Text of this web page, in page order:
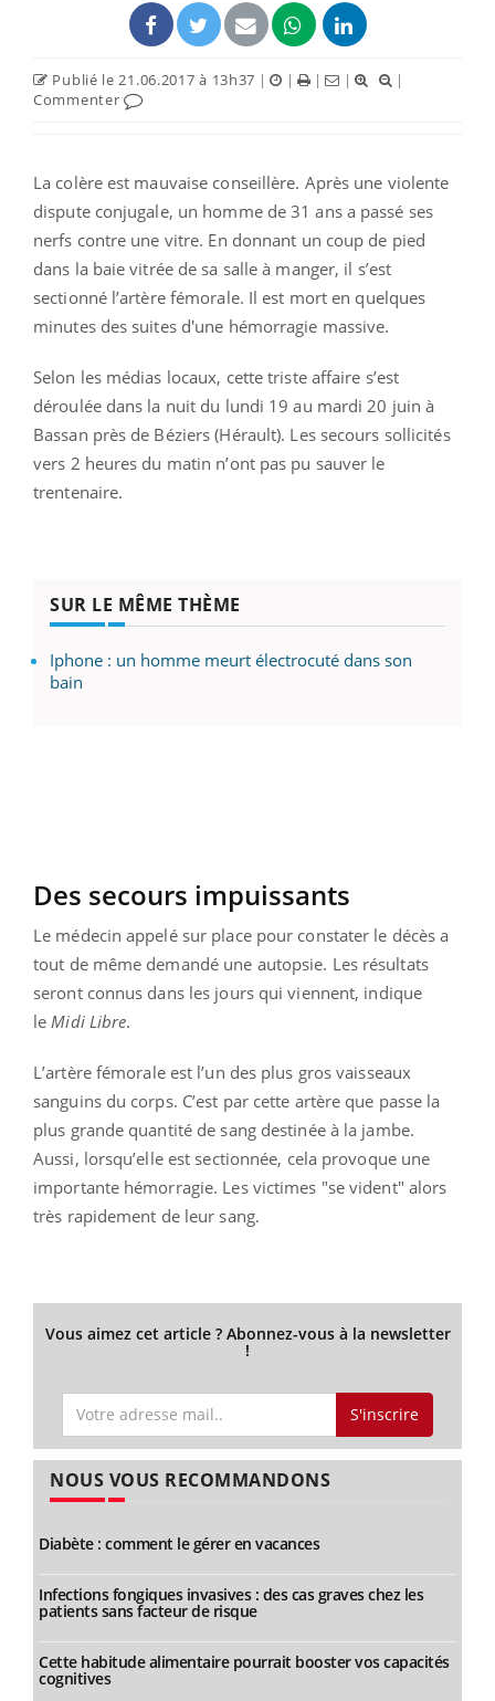
Publié le 21.06.2017 à 13h37 | | | |
|
Commenter
La colère est mauvaise conseillère. Après une violente
dispute conjugale, un homme de 31 ans a passé ses
nerfs contre une vitre. En donnant un coup de pied
dans la baie vitrée de sa salle à manger, il s’est
sectionné l’artère fémorale. Il est mort en quelques
minutes des suites d'une hémorragie massive.
Selon les médias locaux, cette triste affaire s’est
déroulée dans la nuit du lundi 19 au mardi 20 juin à
Bassan près de Béziers (Hérault). Les secours sollicités
vers 2 heures du matin n’ont pas pu sauver le
trentenaire.
SUR LE MÊME THÈME
Iphone : un homme meurt électrocuté dans son
bain
Des secours impuissants
Le médecin appelé sur place pour constater le décès a
tout de même demandé une autopsie. Les résultats
seront connus dans les jours qui viennent, indique
leMidi Libre.
L’artère fémorale est l’un des plus gros vaisseaux
sanguins du corps. C’est par cette artère que passe la
plus grande quantité de sang destinée à la jambe.
Aussi, lorsqu’elle est sectionnée, cela provoque une
importante hémorragie. Les victimes "se vident" alors
très rapidement de leur sang.
Vous aimez cet article ? Abonnez-vous à la newsletter
!
S'inscrire
NOUS VOUS RECOMMANDONS
Diabète : comment le gérer en vacances
Infections fongiques invasives : des cas graves chez les
patients sans facteur de risque
Cette habitude alimentaire pourrait booster vos capacités
cognitives